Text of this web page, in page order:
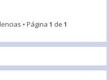
• Página 1 de 1